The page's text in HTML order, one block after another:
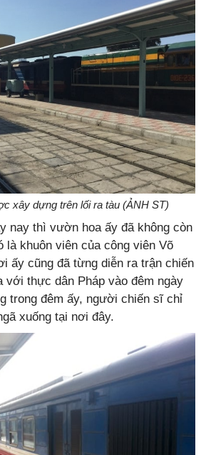
xây dựng trên lối ra tàu (ẢNH ST)
nay thì vườn hoa ấy đã không còn
là khuôn viên của công viên Võ
ấy cũng đã từng diễn ra trận chiến
với thực dân Pháp vào đêm ngày
trong đêm ấy, người chiến sĩ chỉ
xuống tại nơi đây.